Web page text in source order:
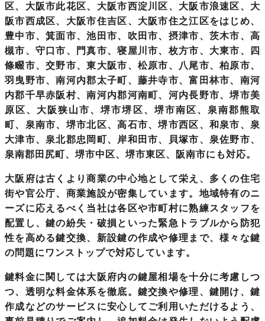
区、大阪市此花区、大阪市西淀川区、大阪市浪速区、大
阪市西成区、大阪市住吉区、大阪市住之江区をはじめ、
豊中市、箕面市、池田市、吹田市、摂津市、茨木市、高
槻市、守口市、門真市、寝屋川市、枚方市、大東市、四
條畷市、交野市、東大阪市、松原市、八尾市、柏原市、
羽曳野市、南河内郡太子町、藤井寺市、富田林市、南河
内郡千早赤阪村、南河内郡河南町、河内長野市、堺市美
原区、大阪狭山市、堺市堺区、堺市南区、泉南郡熊取
町、泉南市、堺市北区、高石市、堺市西区、和泉市、泉
大津市、泉北郡忠岡町、岸和田市、貝塚市、泉佐野市、
泉南郡田尻町、堺市中区、堺市東区、阪南市にも対応。
大阪府は古くより商業の中心地として栄え、多くの住宅
街や官公庁、商業施設が密集しています。地域特有のニ
ーズに応えるべく当社は各区や市町村に熟練スタッフを
配置し、鍵の紛失・破損といった緊急トラブルから防犯
性を高める鍵交換、新設鍵の作成や修理まで、様々な鍵
の問題にワンストップで対応しています。
鍵料金に関しては大阪府内の鍵屋相場を十分に考慮しつ
つ、透明な料金体系を徹底。鍵交換や修理、鍵開け、鍵
作成などのサービスに安心してご利用いただけるよう、